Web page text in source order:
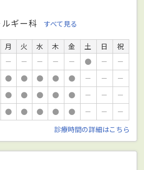
ギー科 すべて見る
月 火 水 木 金 土 日
祝
－ － － － － ● －
－
● ● ● ● ● － －
－
● ● ● ● ● － －
－
● ● ● ● ● － －
－
診療時間の詳細はこちら